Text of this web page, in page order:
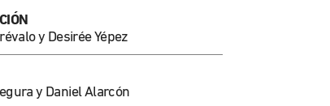
y Desirée Yépez
y Daniel Alarcón